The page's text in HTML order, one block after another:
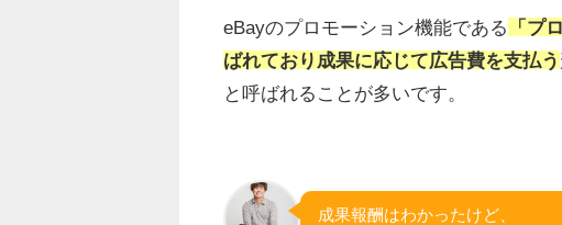
eBayのプロモーション機能である
「プ
ばれており成果に応じて広告費を支払う
と呼ばれることが多いです。
成果報酬はわかったけど、